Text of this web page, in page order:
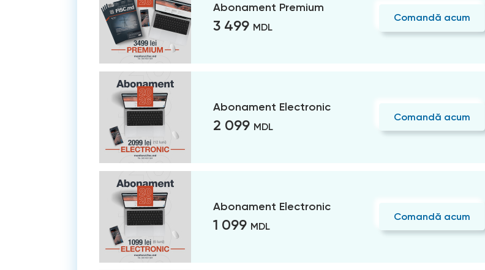
Abonament Premium
3 499 MDL
Comandă acum
Abonament Electronic
2 099 MDL
Comandă acum
Abonament Electronic
1 099 MDL
Comandă acum